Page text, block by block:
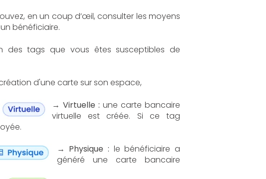
en un coup d’œil, consulter les moyens
bénéficiaire.
des tags que vous êtes susceptibles de
d'une carte sur son espace,
→ Virtuelle : une carte bancaire
virtuelle est créée. Si ce tag
→ Physique : le bénéficiaire a
généré une carte bancaire